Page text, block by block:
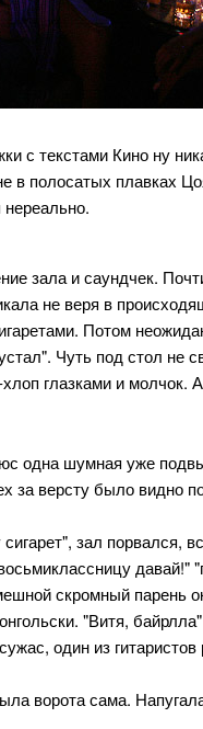
с текстами Кино ну
в полосатых плавках
зала и саундчек.
не веря в
Потом
Чуть под стол не
глазками и
одна шумная уже
за версту было видно
зал порвался,
давай!"
скромный парень
"Витя,
один из
ворота сама.